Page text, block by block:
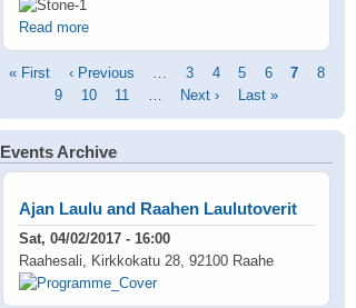
Read more
Pagination
First
« First
Previous
page
‹ Previous … Page
3 Page
4 Page
5 Page
6
Current
7 Page
8
Page
9 Page
10 Page
11 …
Next
page
Next ›
Last
page
Last »
Events Archive
Ajan Laulu and Raahen Laulutoverit
Sat, 04/02/2017 - 16:00
Raahesali, Kirkkokatu 28, 92100 Raahe